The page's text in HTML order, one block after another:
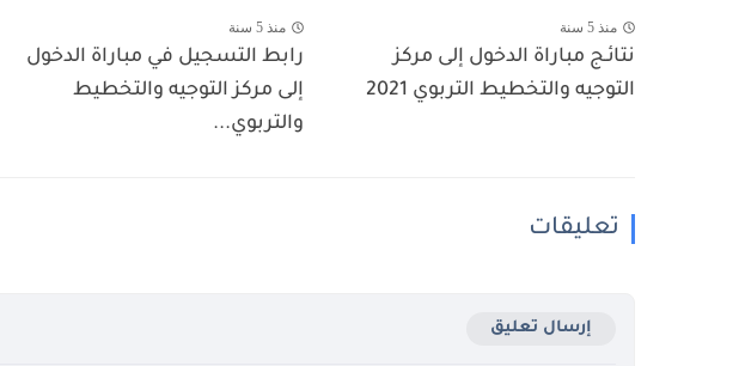
منذ 5 سنة
نتائـج مباراة الدخول إلى مركز
التوجيه والتخطيط التربوي 2021
منذ 5 سنة
رابط التسجيل في مباراة الدخول
إلى مركز التوجيه والتخطيط
والتربوي...
تعليقات
إرسال تعليق